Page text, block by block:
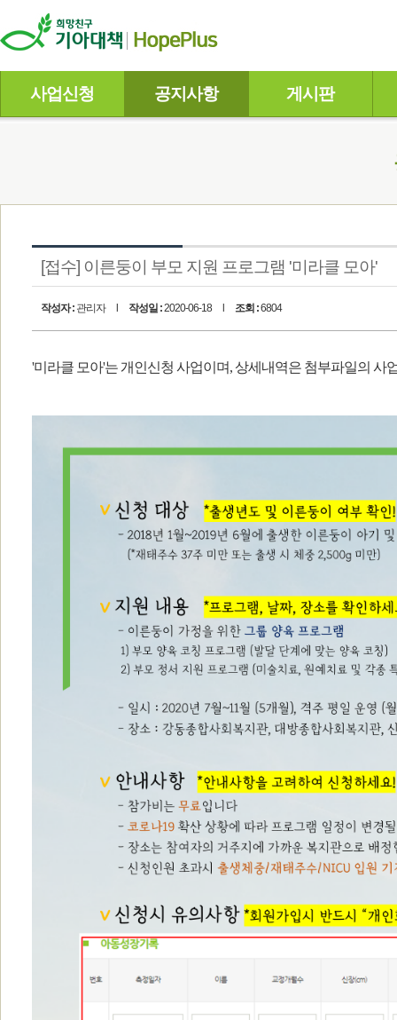
사업신청 공지사항 게시판
[접수] 이른둥이 부모 지원 프로그램 '미라클 모아'
작성자 : 관리자 작성일 :2020-06-18 조회 :6804
'미라클 모아'는 개인신청 사업이며, 상세내역은 첨부파일의